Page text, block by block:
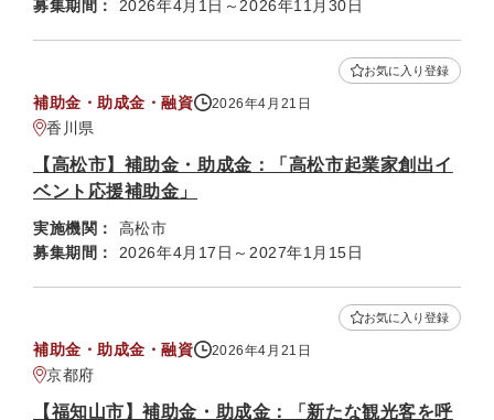
募集期間：
2026年4月1日～2026年11月30日
補助金・助成金・融資 2026年4月21日
香川県
お気に入り登録
【高松市】補助金・助成金：「高松市起業家創出イ
ベント応援補助金」
実施機関：
高松市
募集期間：
2026年4月17日～2027年1月15日
補助金・助成金・融資 2026年4月21日
京都府
お気に入り登録
【福知山市】補助金・助成金：「新たな観光客を呼